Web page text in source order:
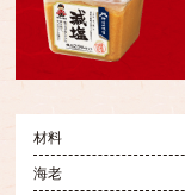
材料
海老